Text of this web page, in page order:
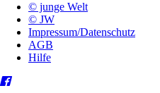
© junge Welt
© JW
Impressum/Datenschutz
AGB
Hilfe